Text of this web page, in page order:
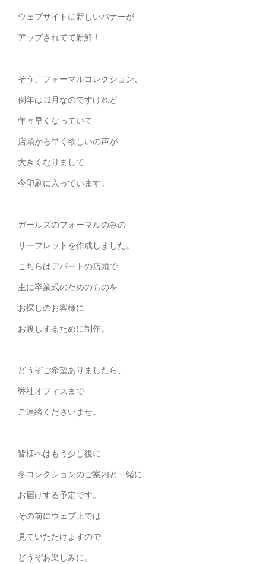
ウェブサイトに新しいバナーが
アップされてて新鮮！
そう、フォーマルコレクション、
例年は12月なのですけれど
年々早くなっていて
店頭から早く欲しいの声が
大きくなりまして
今印刷に入っています。
ガールズのフォーマルのみの
リーフレットを作成しました。
こちらはデパートの店頭で
主に卒業式のためのものを
お探しのお客様に
お渡しするために制作。
どうぞご希望ありましたら、
弊社オフィスまで
ご連絡くださいませ。
皆様へはもう少し後に
冬コレクションのご案内と一緒に
お届けする予定です。
その前にウェブ上では
見ていただけますので
どうぞお楽しみに。